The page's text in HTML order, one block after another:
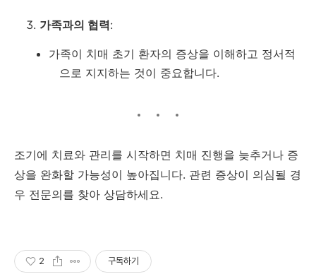
가족과의 협력:
가족이 치매 초기 환자의 증상을 이해하고 정서적
으로 지지하는 것이 중요합니다.
조기에 치료와 관리를 시작하면 치매 진행을 늦추거나 증
상을 완화할 가능성이 높아집니다. 관련 증상이 의심될 경
우 전문의를 찾아 상담하세요.
2 구독하기